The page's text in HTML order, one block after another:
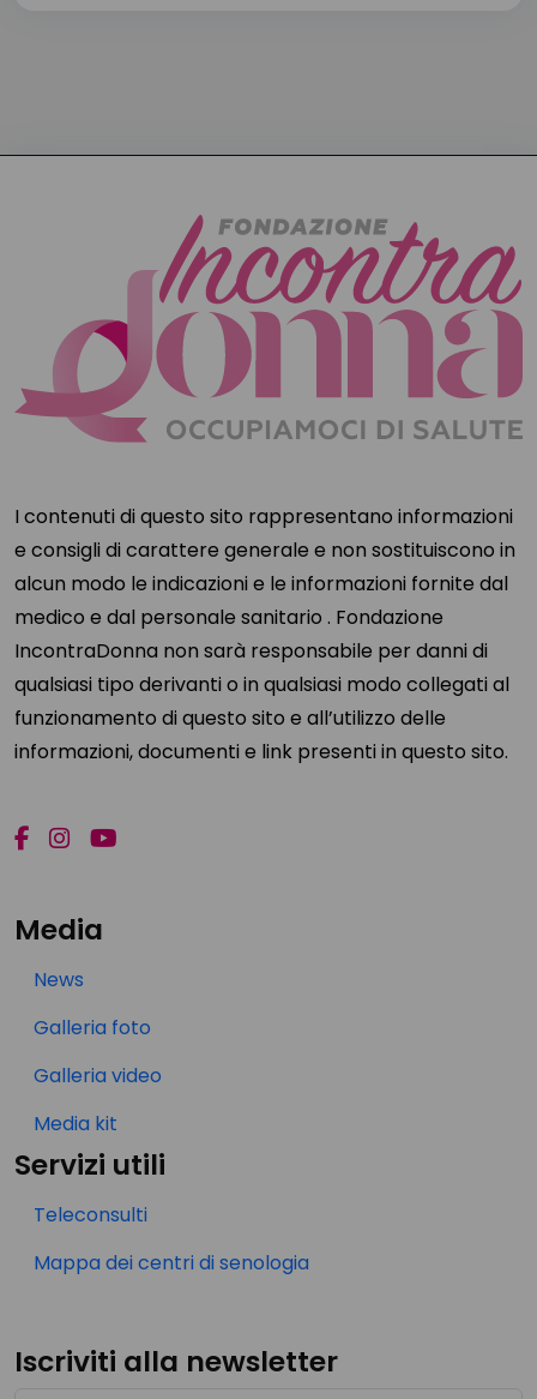
I contenuti di questo sito rappresentano informazioni
e consigli di carattere generale e non sostituiscono in
alcun modo le indicazioni e le informazioni fornite dal
medico e dal personale sanitario . Fondazione
IncontraDonna non sarà responsabile per danni di
qualsiasi tipo derivanti o in qualsiasi modo collegati al
funzionamento di questo sito e all’utilizzo delle
informazioni, documenti e link presenti in questo sito.
Media
News
Galleria foto
Galleria video
Media kit
Servizi utili
Teleconsulti
Mappa dei centri di senologia
Iscriviti alla newsletter